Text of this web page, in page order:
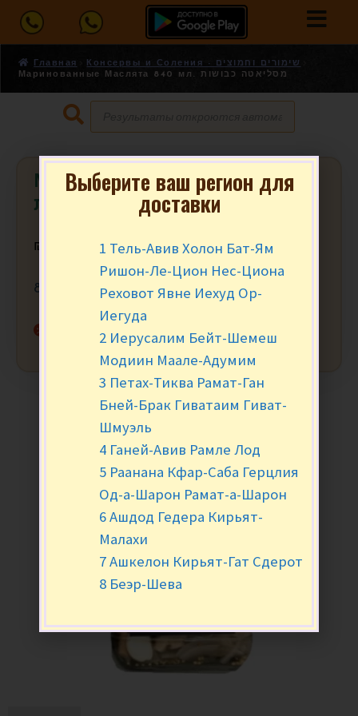
Главная
Консервы и Соления - שימורים וחמוצים
Маринованные Маслята 840 мл. מסליאטה כבושות
Маринованные Маслята 840 мл.
מסליאטה כבושות
₪ 18.90
840 мл.
Нет в наличии
Выберите ваш регион для
доставки
1 Тель-Авив Холон Бат-Ям
Ришон-Ле-Цион Нес-Циона
Реховот Явне Иехуд Ор-
Иегуда
2 Иерусалим Бейт-Шемеш
Модиин Маале-Адумим
3 Петах-Тиква Рамат-Ган
Бней-Брак Гиватаим Гиват-
Шмуэль
4 Ганей-Авив Рамле Лод
5 Раанана Кфар-Саба Герцлия
Од-а-Шарон Рамат-а-Шарон
6 Ашдод Гедера Кирьят-
Малахи
7 Ашкелон Кирьят-Гат Сдерот
8 Беэр-Шева